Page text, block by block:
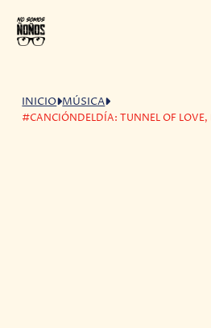
INICIO MÚSICA
#CANCIÓNDELDÍA: TUNNEL OF LOVE,